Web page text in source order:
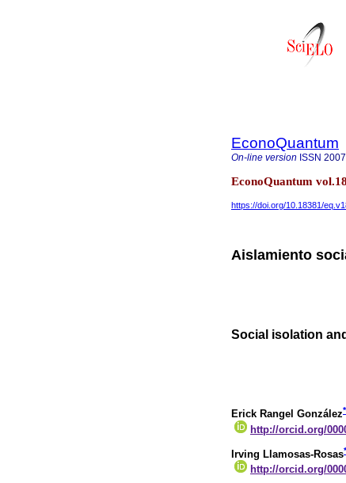
EconoQuantum
On-line version ISSN
EconoQuantum
https://doi.org/10.18381/
Aislamiento
Social isolation
Erick Rangel González*
http://orcid.org/
Irving Llamosas-Rosas*
http://orcid.org/